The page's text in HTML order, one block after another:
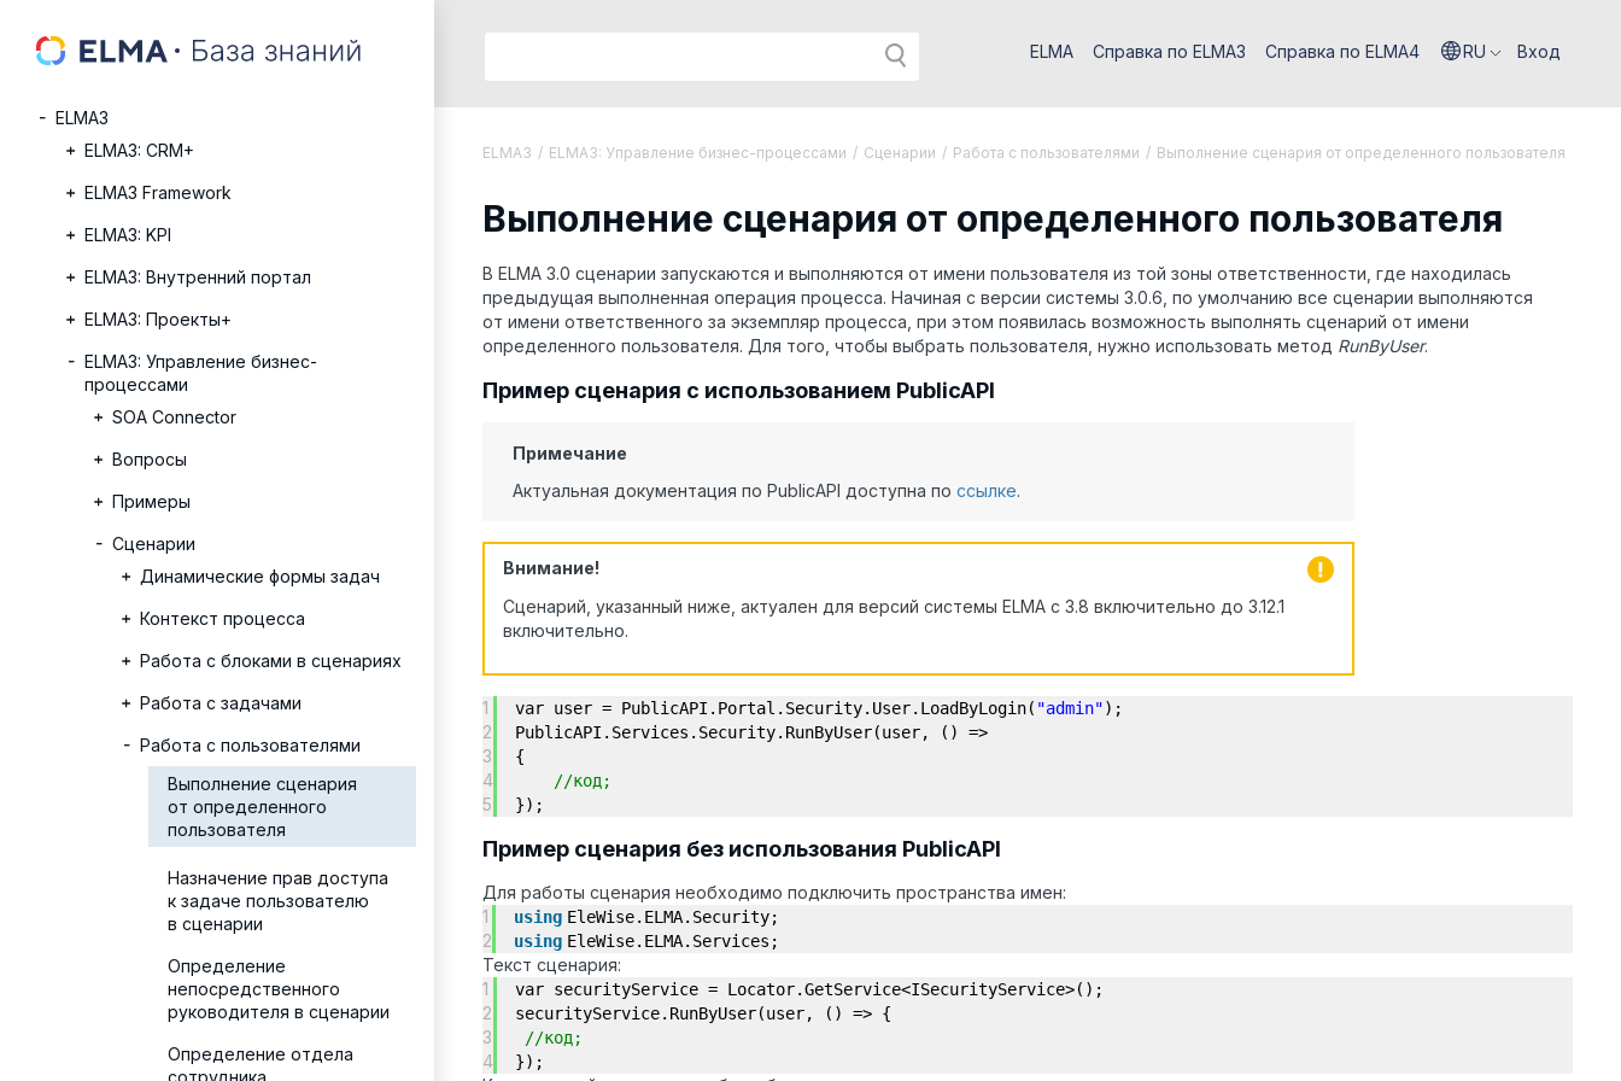
ELMA3
ELMA3: CRM+
ELMA3 Framework
ELMA3: KPI
ELMA3: Внутренний портал
ELMA3: Проекты+
ELMA3: Управление бизнес-
процессами
SOA Connector
Вопросы
Примеры
Сценарии
Динамические формы задач
Контекст процесса
Работа с блоками в сценариях
Работа с задачами
Работа с пользователями
Выполнение сценария
от определенного
пользователя
Назначение прав доступа
к задаче пользователю
в сценарии
Определение
непосредственного
руководителя в сценарии
Определение отдела
сотрудника
ELMA Справка по ELMA3 Справка по ELMA4 RU Вход
ELMA3 / ELMA3: Управление бизнес-процессами / Сценарии / Работа с пользователями / Выполнение сценария от определенного пользователя
Выполнение сценария от определенного пользователя
В ELMA 3.0 сценарии запускаются и выполняются от имени пользователя из той зоны ответственности, где находилась
предыдущая выполненная операция процесса. Начиная с версии системы 3.0.6, по умолчанию все сценарии выполняются
от имени ответственного за экземпляр процесса, при этом появилась возможность выполнять сценарий от имени
определенного пользователя. Для того, чтобы выбрать пользователя, нужно использовать метод RunByUser.
Пример сценария с использованием PublicAPI
Примечание
Актуальная документация по PublicAPI доступна по ссылке.
Внимание!
Сценарий, указанный ниже, актуален для версий системы ELMA с 3.8 включительно до 3.12.1
включительно.
1
2
3
4
5
var user = PublicAPI.Portal.Security.User.LoadByLogin( "admin");
PublicAPI.Services.Security.RunByUser(user, () =>
{
//код;
});
Пример сценария без использования PublicAPI
Для работы сценария необходимо подключить пространства имен:
1
2
using EleWise.ELMA.Security;
using EleWise.ELMA.Services;
Текст сценария:
1
2
3
4
var securityService = Locator.GetService<ISecurityService>();
securityService.RunByUser(user, () => {
//код;
});